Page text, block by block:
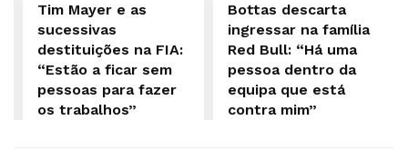
Tim Mayer e as
sucessivas
destituições na FIA:
“Estão a ficar sem
pessoas para fazer
os trabalhos”
Bottas descarta
ingressar na família
Red Bull: “Há uma
pessoa dentro da
equipa que está
contra mim”